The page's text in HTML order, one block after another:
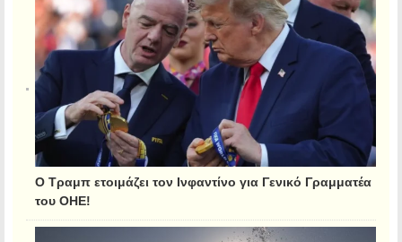
Ο Τραμπ ετοιμάζει τον Ινφαντίνο για Γενικό Γραμματέα
του ΟΗΕ!